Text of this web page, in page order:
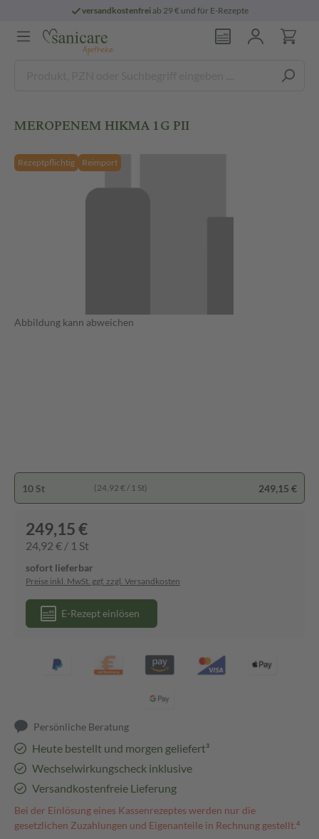
versandkostenfreiab 29 € und für E-Rezepte
MEROPENEM HIKMA 1G PII
Rezeptpflichtig Reimport
Abbildung kann abweichen
10 St (24,92 € / 1 St) 249,15 €
249,15 €
24,92 € / 1 St
sofort lieferbar
Preise inkl. MwSt. ggf. zzgl. Versandkosten
E-Rezept einlösen
Persönliche Beratung
Heute bestellt und morgen geliefert³
Wechselwirkungscheck inklusive
Versandkostenfreie Lieferung
Bei der Einlösung eines Kassenrezeptes werden nur die
gesetzlichen Zuzahlungen und Eigenanteile in Rechnung gestellt.⁴